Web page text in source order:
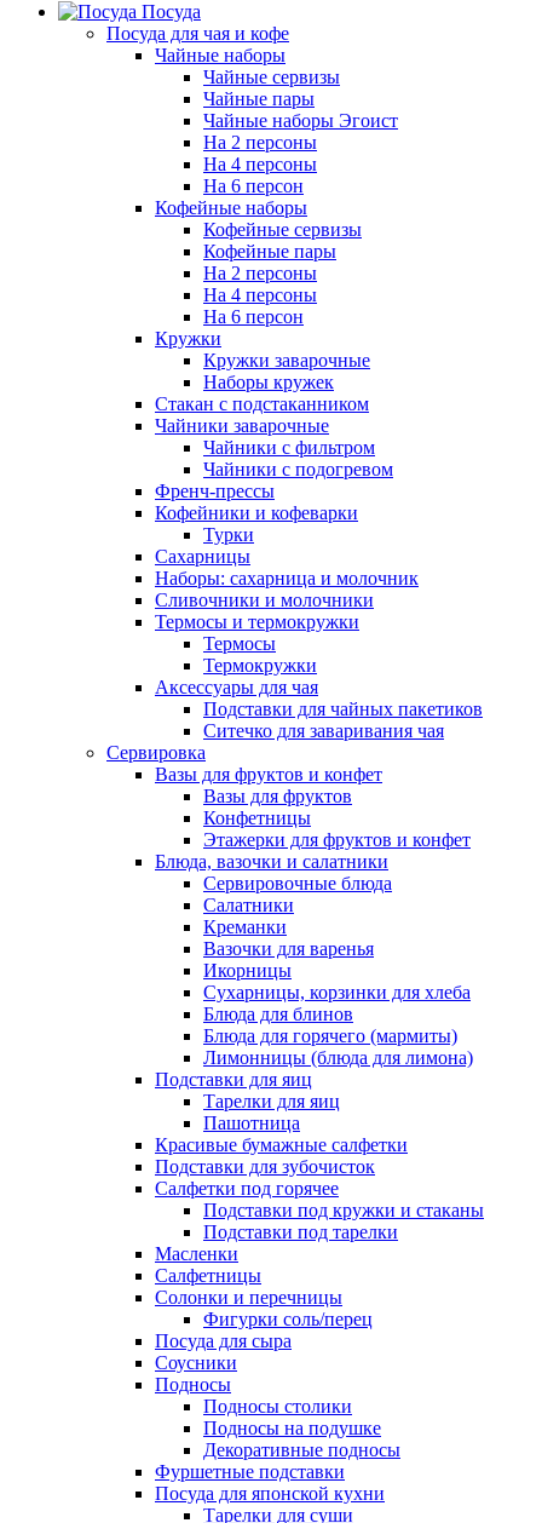
Посуда
Посуда для чая и кофе
Чайные наборы
Чайные сервизы
Чайные пары
Чайные наборы Эгоист
На 2 персоны
На 4 персоны
На 6 персон
Кофейные наборы
Кофейные сервизы
Кофейные пары
На 2 персоны
На 4 персоны
На 6 персон
Кружки
Кружки заварочные
Наборы кружек
Стакан с подстаканником
Чайники заварочные
Чайники с фильтром
Чайники с подогревом
Френч-прессы
Кофейники и кофеварки
Турки
Сахарницы
Наборы: сахарница и молочник
Сливочники и молочники
Термосы и термокружки
Термосы
Термокружки
Аксессуары для чая
Подставки для чайных пакетиков
Ситечко для заваривания чая
Сервировка
Вазы для фруктов и конфет
Вазы для фруктов
Конфетницы
Этажерки для фруктов и конфет
Блюда, вазочки и салатники
Сервировочные блюда
Салатники
Креманки
Вазочки для варенья
Икорницы
Сухарницы, корзинки для хлеба
Блюда для блинов
Блюда для горячего (мармиты)
Лимонницы (блюда для лимона)
Подставки для яиц
Тарелки для яиц
Пашотница
Красивые бумажные салфетки
Подставки для зубочисток
Салфетки под горячее
Подставки под кружки и стаканы
Подставки под тарелки
Масленки
Салфетницы
Солонки и перечницы
Фигурки соль/перец
Посуда для сыра
Соусники
Подносы
Подносы столики
Подносы на подушке
Декоративные подносы
Фуршетные подставки
Посуда для японской кухни
Тарелки для суши